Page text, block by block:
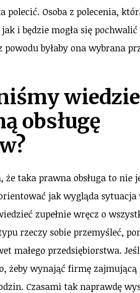
Osoba z polecenia,
i będzie mogła się
byłaby ona wybrana
obsługę
taka prawna obsługa to nie
jak wygląda sytuacja
zupełnie wręcz o
rzeczy sobie przemyśleć,
małego przedsiębiorstwa.
żeby wynająć firmę zajmującą
Czasami tak naprawdę